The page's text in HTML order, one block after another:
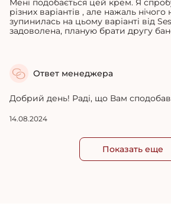
Мені подобається цей крем. Я
різних варіантів , але нажаль
зупинилась на цьому варіанті від
задоволена, планую брати другу
Ответ менеджера
Добрий день! Раді, що Вам
14.08.2024
Показать еще